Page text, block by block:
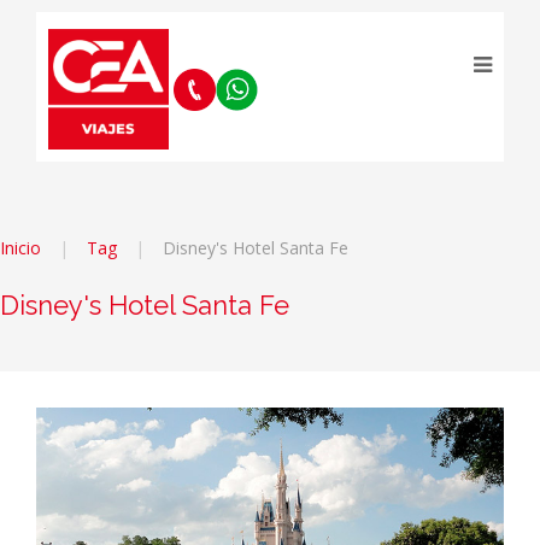
Inicio Tag Disney's Hotel Santa Fe
Disney's Hotel Santa Fe